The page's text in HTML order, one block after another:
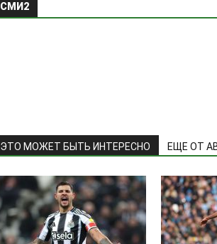
СМИ2
ЭТО МОЖЕТ БЫТЬ ИНТЕРЕСНО ЕЩЕ ОТ